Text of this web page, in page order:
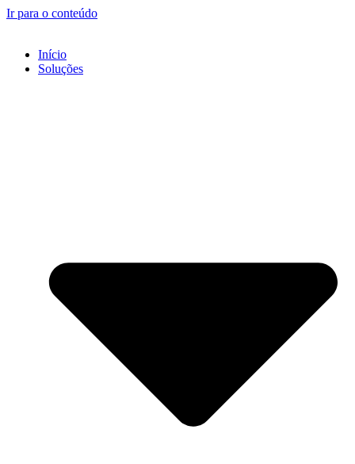
Ir para o conteúdo
Início
Soluções